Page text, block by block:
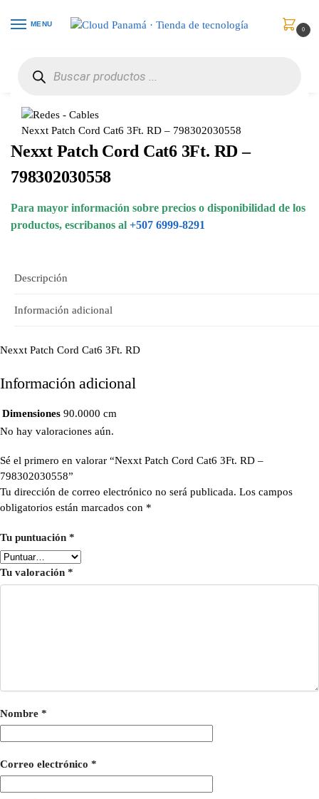
MENU
0
Nexxt Patch Cord Cat6 3Ft. RD – 798302030558
Nexxt Patch Cord Cat6 3Ft. RD –
798302030558
Para mayor información sobre precios o disponibilidad de los
productos, escribanos al +507 6999-8291
Descripción
Información adicional
Nexxt Patch Cord Cat6 3Ft. RD
Información adicional
Dimensiones 90.0000 cm
No hay valoraciones aún.
Sé el primero en valorar “Nexxt Patch Cord Cat6 3Ft. RD –
798302030558”
Tu dirección de correo electrónico no será publicada. Los campos
obligatorios están marcados con *
Tu puntuación *
Tu valoración *
Nombre *
Correo electrónico *